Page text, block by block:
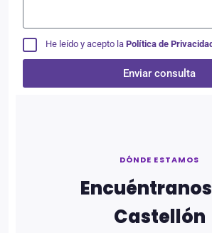
He leído y acepto la Política de Privacidad
Enviar consulta
DÓNDE ESTAMOS
Castellón